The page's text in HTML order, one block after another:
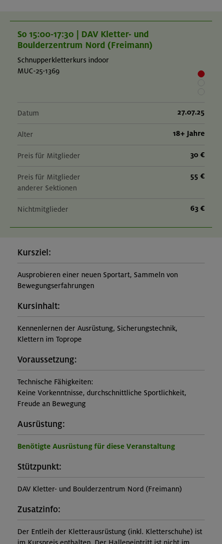
So 15:00-17:30 | DAV Kletter- und
Boulderzentrum Nord (Freimann)
Schnupperkletterkurs indoor
MUC-25-1369
Datum 27.07.25
Alter 18+ Jahre
Preis für Mitglieder 30 €
Preis für Mitglieder
anderer Sektionen
55 €
Nichtmitglieder 63 €
Kursziel:
Ausprobieren einer neuen Sportart, Sammeln von
Bewegungserfahrungen
Kursinhalt:
Kennenlernen der Ausrüstung, Sicherungstechnik,
Klettern im Toprope
Voraussetzung:
Technische Fähigkeiten:
Keine Vorkenntnisse, durchschnittliche Sportlichkeit,
Freude an Bewegung
Ausrüstung:
Benötigte Ausrüstung für diese Veranstaltung
Stützpunkt:
DAV Kletter- und Boulderzentrum Nord (Freimann)
Zusatzinfo:
Der Entleih der Kletterausrüstung (inkl. Kletterschuhe) ist